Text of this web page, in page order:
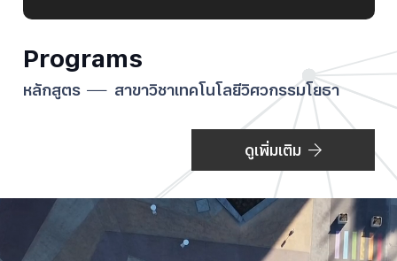
Programs
หลักสูตร สาขาวิชาเทคโนโลยีวิศวกรรมโยธา
ดูเพิ่มเติม